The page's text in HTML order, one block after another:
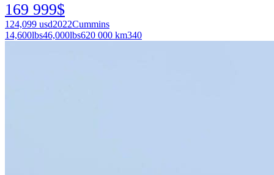
169 999$
124,099 usd2022Cummins
14,600lbs46,000lbs620 000 km340